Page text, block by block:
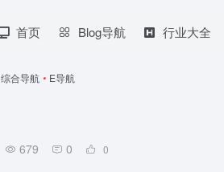
首页 Blog导航 行业大全
综合导航 • E导航
679 0 0